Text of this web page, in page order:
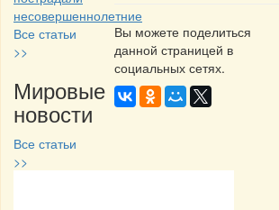
несовершеннолетние
Все статьи
>>
Мировые
новости
Все статьи
>>
Вы можете поделиться
данной страницей в
социальных сетях.